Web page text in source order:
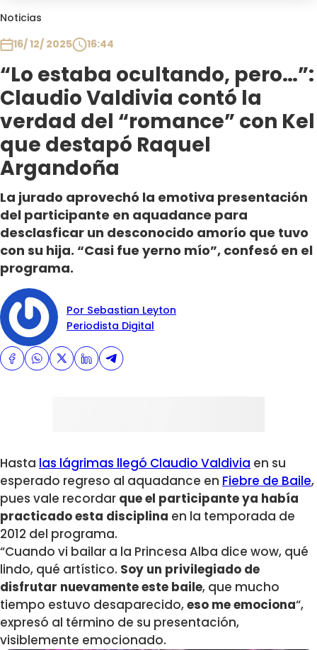
Noticias
16/ 12/ 2025
16:44
“Lo estaba ocultando, pero…”:
Claudio Valdivia contó la
verdad del “romance” con Kel
que destapó Raquel
Argandoña
La jurado aprovechó la emotiva presentación
del participante en aquadance para
desclasficar un desconocido amorío que tuvo
con su hija. “Casi fue yerno mío”, confesó en el
programa.
Por Sebastian Leyton
Periodista Digital
Hasta las lágrimas llegó Claudio Valdivia en su
esperado regreso al aquadance en Fiebre de Baile,
pues vale recordar que el participante ya había
practicado esta disciplina en la temporada de
2012 del programa.
“Cuando vi bailar a la Princesa Alba dice wow, qué
lindo, qué artístico. Soy un privilegiado de
disfrutar nuevamente este baile, que mucho
tiempo estuvo desaparecido,eso me emociona“,
expresó al término de su presentación,
visiblemente emocionado.
Plan Perfecto
El Tiempo
Sabingo
Todos Los Programas